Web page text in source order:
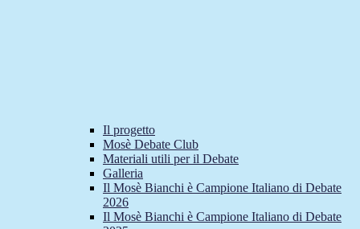
Il progetto
Mosè Debate Club
Materiali utili per il Debate
Galleria
Il Mosè Bianchi è Campione Italiano di Debate
2026
Il Mosè Bianchi è Campione Italiano di Debate